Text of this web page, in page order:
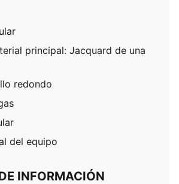
principal: Jacquard de una
redondo
del equipo
INFORMACIÓN